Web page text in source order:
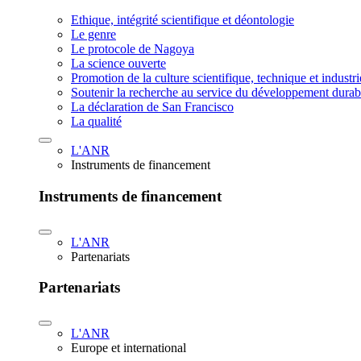
Ethique, intégrité scientifique et déontologie
Le genre
Le protocole de Nagoya
La science ouverte
Promotion de la culture scientifique, technique et
Soutenir la recherche au service du développement
La déclaration de San Francisco
La qualité
L'ANR
Instruments de financement
Instruments de financement
L'ANR
Partenariats
Partenariats
L'ANR
Europe et international